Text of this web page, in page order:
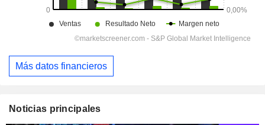
Más datos financieros
Noticias principales